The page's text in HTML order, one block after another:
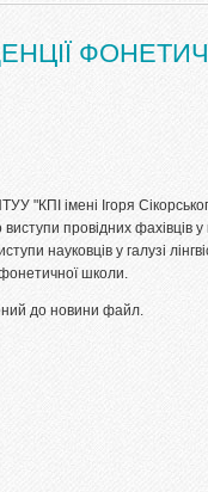
"КПІ імені Ігоря
провідних фахівців
науковців у галузі
фонетичної школи.
до новини файл.